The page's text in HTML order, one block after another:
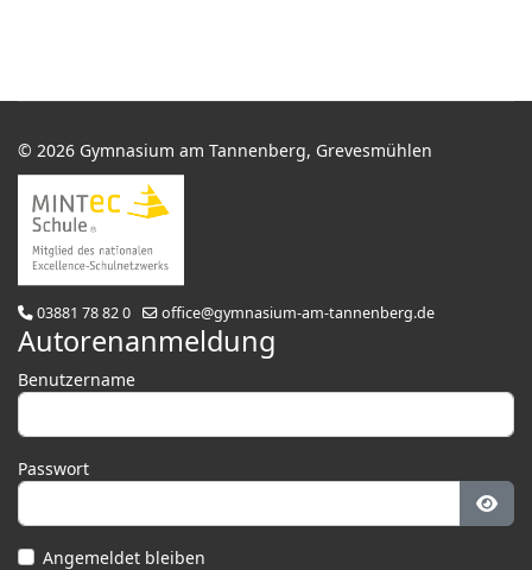
© 2026 Gymnasium am Tannenberg, Grevesmühlen
03881 78 82 0 office@gymnasium-am-tannenberg.de
Autorenanmeldung
Benutzername
Passwort
Angemeldet bleiben